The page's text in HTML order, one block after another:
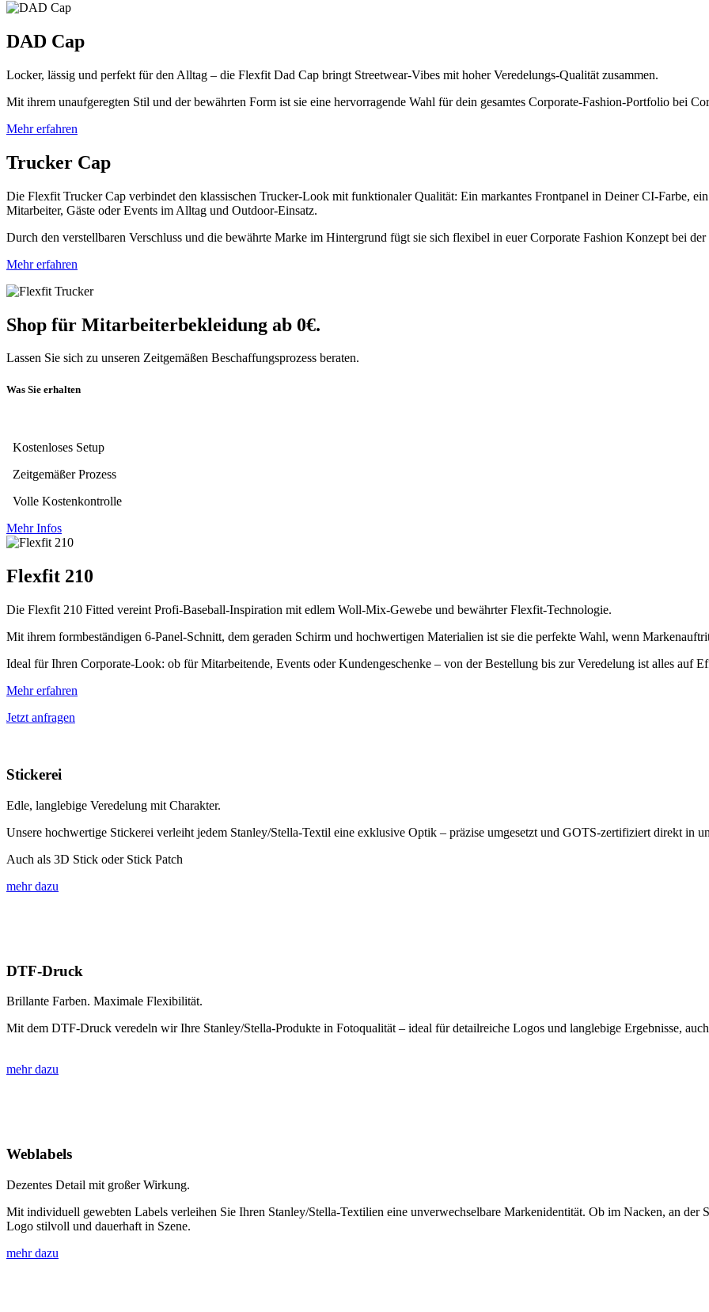
DAD Cap
Locker, lässig und perfekt für den Alltag – die Flexfit Dad Cap bringt Streetwear-Vibes mit hoher Veredelungs-Qualität zusammen.
Mit ihrem unaufgeregten Stil und der bewährten Form ist sie eine hervorragende Wahl für dein gesamtes Corporate-Fashion-Portfolio bei
Mehr erfahren
Trucker Cap
Die Flexfit Trucker Cap verbindet den klassischen Trucker-Look mit funktionaler Qualität: Ein markantes Frontpanel in Deiner CI-Farbe,
Mitarbeiter, Gäste oder Events im Alltag und Outdoor-Einsatz.
Durch den verstellbaren Verschluss und die bewährte Marke im Hintergrund fügt sie sich flexibel in euer Corporate Fashion Konzept bei
Mehr erfahren
Shop für Mitarbeiterbekleidung ab 0€.
Lassen Sie sich zu unseren Zeitgemäßen Beschaffungsprozess beraten.
Was Sie erhalten
Kostenloses Setup
Zeitgemäßer Prozess
Volle Kostenkontrolle
Mehr Infos
Flexfit 210
Die Flexfit 210 Fitted vereint Profi-Baseball-Inspiration mit edlem Woll-Mix-Gewebe und bewährter Flexfit-Technologie.
Mit ihrem formbeständigen 6-Panel-Schnitt, dem geraden Schirm und hochwertigen Materialien ist sie die perfekte Wahl, wenn
Ideal für Ihren Corporate-Look: ob für Mitarbeitende, Events oder Kundengeschenke – von der Bestellung bis zur Veredelung ist alles auf
Mehr erfahren
Jetzt anfragen
Stickerei
Edle, langlebige Veredelung mit Charakter.
Unsere hochwertige Stickerei verleiht jedem Stanley/Stella-Textil eine exklusive Optik – präzise umgesetzt und GOTS-zertifiziert direkt in
Auch als 3D Stick oder Stick Patch
mehr dazu
DTF-Druck
Brillante Farben. Maximale Flexibilität.
Mit dem DTF-Druck veredeln wir Ihre Stanley/Stella-Produkte in Fotoqualität – ideal für detailreiche Logos und langlebige Ergebnisse,
mehr dazu
Weblabels
Dezentes Detail mit großer Wirkung.
Mit individuell gewebten Labels verleihen Sie Ihren Stanley/Stella-Textilien eine unverwechselbare Markenidentität. Ob im Nacken, an der
Logo stilvoll und dauerhaft in Szene.
mehr dazu